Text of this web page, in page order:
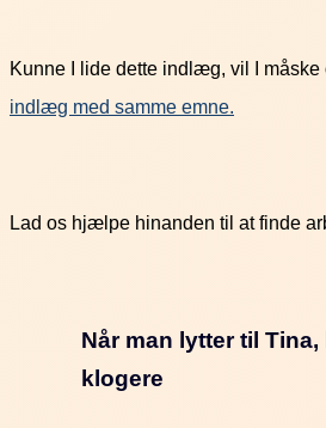
Kunne I lide dette indlæg, vil I måske
indlæg med samme emne.
Lad os hjælpe hinanden til at finde
Når man lytter til
klogere